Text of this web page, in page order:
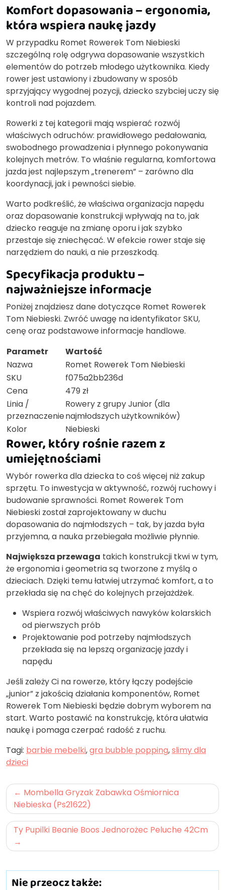
Komfort dopasowania – ergonomia,
która wspiera naukę jazdy
W przypadku Romet Rowerek Tom Niebieski
szczególną rolę odgrywa dopasowanie wszystkich
elementów do potrzeb młodego użytkownika. Kiedy
rower jest ustawiony i zbudowany w sposób
sprzyjający wygodnej pozycji, dziecko szybciej uczy się
kontroli nad pojazdem.
Rowerki z tej kategorii mają wspierać rozwój
właściwych odruchów: prawidłowego pedałowania,
swobodnego prowadzenia i płynnego pokonywania
kolejnych metrów. To właśnie regularna, komfortowa
jazda jest najlepszym „trenerem” – zarówno dla
koordynacji, jak i pewności siebie.
Warto podkreślić, że właściwa organizacja napędu
oraz dopasowanie konstrukcji wpływają na to, jak
dziecko reaguje na zmianę oporu i jak szybko
przestaje się zniechęcać. W efekcie rower staje się
narzędziem do nauki, a nie przeszkodą.
Specyfikacja produktu –
najważniejsze informacje
Poniżej znajdziesz dane dotyczące Romet Rowerek
Tom Niebieski. Zwróć uwagę na identyfikator SKU,
cenę oraz podstawowe informacje handlowe.
Parametr
Wartość
Nazwa
Romet Rowerek Tom Niebieski
SKU
f075a2bb236d
Cena
479 zł
Linia /
przeznaczenie
Rowery z grupy Junior (dla
najmłodszych użytkowników)
Kolor
Niebieski
Rower, który rośnie razem z
umiejętnościami
Wybór rowerka dla dziecka to coś więcej niż zakup
sprzętu. To inwestycja w aktywność, rozwój ruchowy i
budowanie sprawności. Romet Rowerek Tom
Niebieski został zaprojektowany w duchu
dopasowania do najmłodszych – tak, by jazda była
przyjemna, a nauka przebiegała możliwie płynnie.
Największa przewaga takich konstrukcji tkwi w tym,
że ergonomia i geometria są tworzone z myślą o
dzieciach. Dzięki temu łatwiej utrzymać komfort, a to
przekłada się na chęć do kolejnych przejażdżek.
Wspiera rozwój właściwych nawyków kolarskich
od pierwszych prób
Projektowanie pod potrzeby najmłodszych
przekłada się na lepszą organizację jazdy i
napędu
Jeśli zależy Ci na rowerze, który łączy podejście
„junior” z jakością działania komponentów, Romet
Rowerek Tom Niebieski będzie dobrym wyborem na
start. Warto postawić na konstrukcję, która ułatwia
naukę i pomaga czerpać radość z ruchu.
Tagi: barbie mebelki,gra bubble popping,slimy dla
dzieci
Nawigacja
wpisu
Mombella Gryzak Zabawka Ośmiornica
Niebieska (Ps21622)
Ty Pupilki Beanie Boos Jednorożec Peluche 42Cm
Nie przeocz także: